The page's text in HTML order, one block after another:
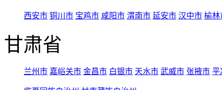
西安市 铜川市 宝鸡市 咸阳市 渭南市 延安市 汉中市 榆林
甘肃省
兰州市 嘉峪关市 金昌市 白银市 天水市 武威市 张掖市 平